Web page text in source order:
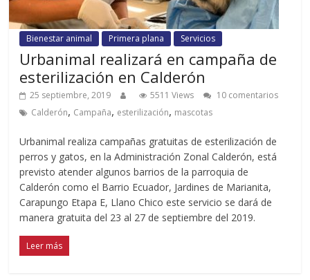
Bienestar animal Primera plana Servicios
Urbanimal realizará en campaña de
esterilización en Calderón
25 septiembre, 2019 5511 Views
10 comentarios
Calderón, Campaña, esterilización, mascotas
Urbanimal realiza campañas gratuitas de esterilización de
perros y gatos, en la Administración Zonal Calderón, está
previsto atender algunos barrios de la parroquia de
Calderón como el Barrio Ecuador, Jardines de Marianita,
Carapungo Etapa E, Llano Chico este servicio se dará de
manera gratuita del 23 al 27 de septiembre del 2019.
Leer más